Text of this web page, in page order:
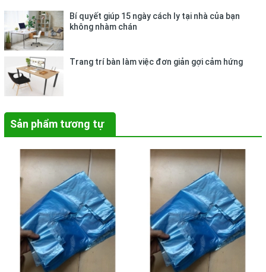
Bí quyết giúp 15 ngày cách ly tại nhà của bạn
không nhàm chán
Trang trí bàn làm việc đơn giản gợi cảm hứng
Sản phẩm tương tự